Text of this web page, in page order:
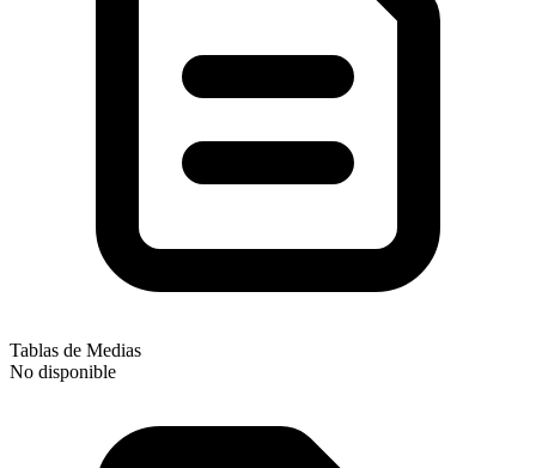
Tablas de Medias
No disponible